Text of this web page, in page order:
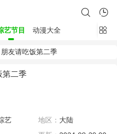
艺节目 动漫大全
友请吃饭第二季
第二季
艺 地区： 大陆